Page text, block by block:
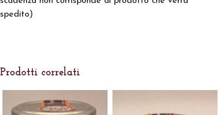
spedito)
Prodotti correlati